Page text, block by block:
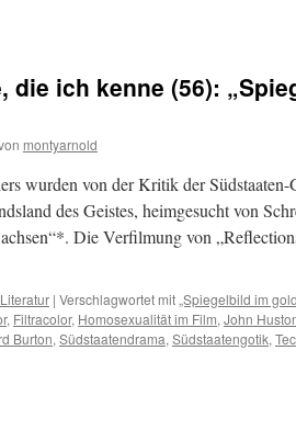
die ich kenne (56):
montyarnold
wurden von der Kritik der Südstaaten-
des Geistes, heimgesucht von
Die Verfilmung von
Literatur | Verschlagwortet mit „Spiegelbild im
, Filtracolor, Homosexualität im Film, John
Burton, Südstaatendrama, Südstaatengotik,